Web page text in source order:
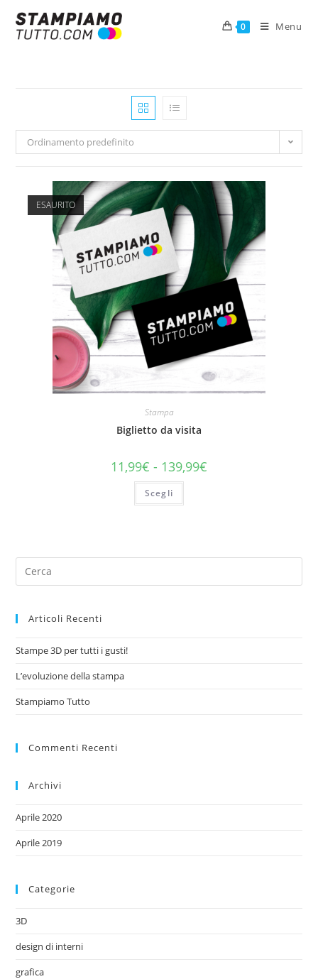
0 Menu
Ordinamento predefinito
ESAURITO
Stampa
Biglietto da visita
11,99€ - 139,99€
Scegli
Articoli Recenti
Stampe 3D per tutti i gusti!
L’evoluzione della stampa
Stampiamo Tutto
Commenti Recenti
Archivi
Aprile 2020
Aprile 2019
Categorie
3D
design di interni
grafica